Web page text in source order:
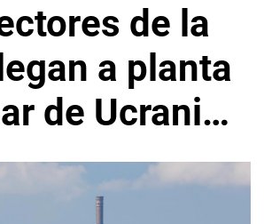
de la
a planta
de Ucrania
la zona